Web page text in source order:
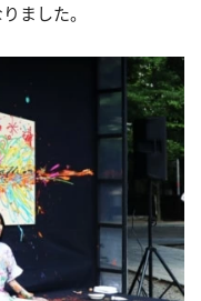
ました。